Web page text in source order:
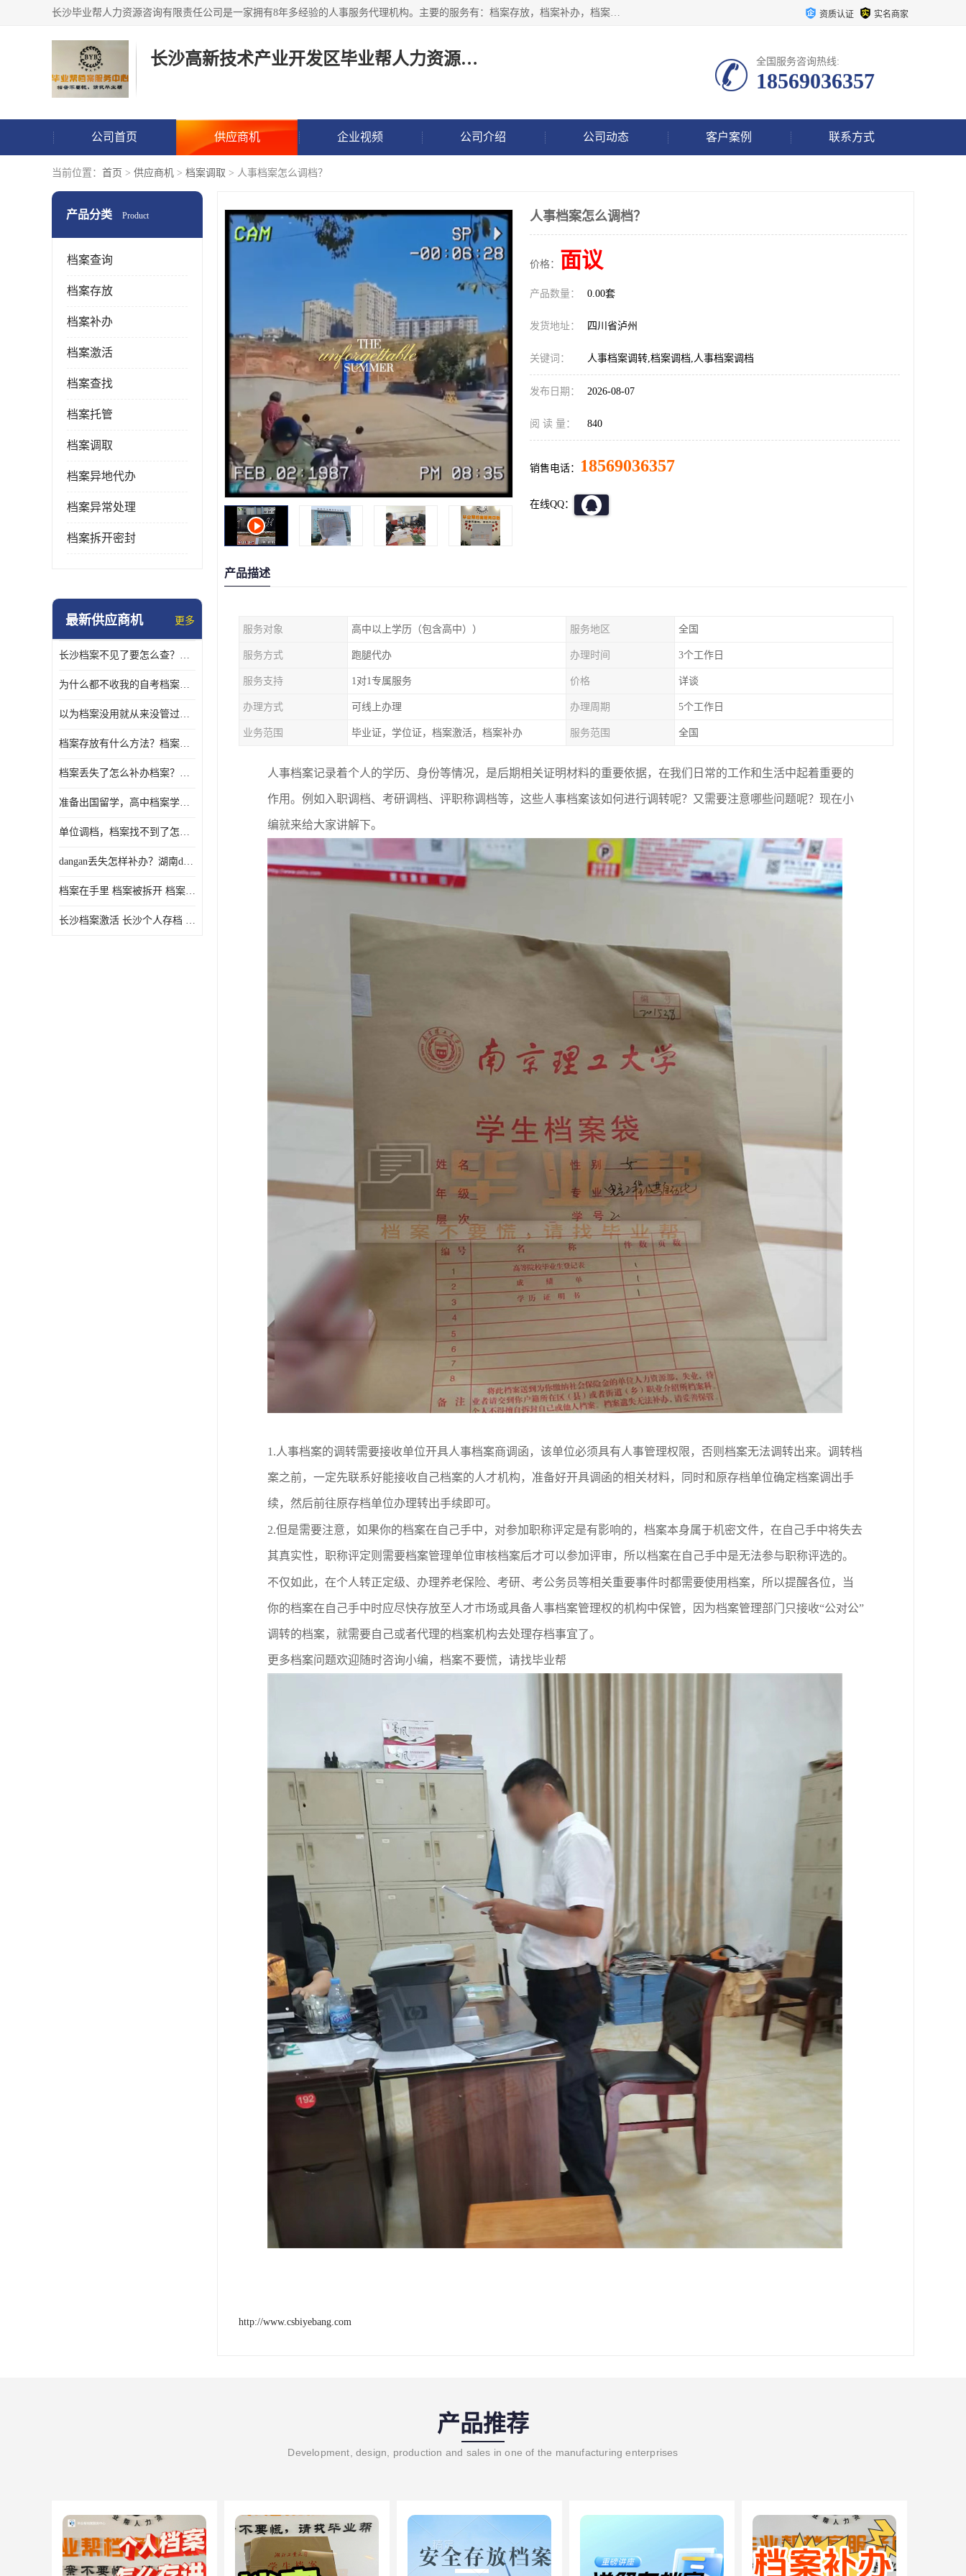
长沙毕业帮人力资源咨询有限责任公司是一家拥有8年多经验的人事服务代理机构。主要的服务有：档案存放，档案补办，档案激活，档案查询，档案查找，档案托管，档案调取，档案异地代办，档案异常处理 等；提供毕业档案处理、人事档案服务、商务代理代办、个人档案等服务，同时办事过程全程与客户沟通，确保真实、安全、可靠！ 资质认证 实名商家
长沙高新技术产业开发区毕业帮人力资源咨询有限责任公司 全国服务咨询热线:
18569036357
公司首页 供应商机 企业视频 公司介绍 公司动态 客户案例 联系方式
当前位置： 首页 > 供应商机 > 档案调取 > 人事档案怎么调档？
产品分类 Product
档案查询
档案存放
档案补办
档案激活
档案查找
档案托管
档案调取
档案异地代办
档案异常处理
档案拆开密封
最新供应商机 更多
长沙档案不见了要怎么查？档案查询 档案补办
为什么都不收我的自考档案？自考档案怎么存档？
以为档案没用就从来没管过，现在要用档案该怎么办？
档案存放有什么方法？档案在手里为什么不能用
档案丢失了怎么补办档案？湖南档案补办 档案补办方法
准备出国留学，高中档案学校发给我了怎么办？
单位调档，档案找不到了怎么办？
dangan丢失怎样补办？湖南dangan丢失补办流程介绍！
档案在手里 档案被拆开 档案补办 档案问题一站式服务
长沙档案激活 长沙个人存档 长沙档案存档
人事档案怎么调档？
价格： 面议
产品数量： 0.00套
发货地址： 四川省泸州
关键词： 人事档案调转,档案调档,人事档案调档
发布日期： 2026-08-07
阅 读 量： 840
销售电话： 18569036357
在线QQ：
产品描述
服务对象 高中以上学历（包含高中）） 服务地区 全国
服务方式 跑腿代办 办理时间 3个工作日
服务支持 1对1专属服务 价格 详谈
办理方式 可线上办理 办理周期 5个工作日
业务范围 毕业证，学位证，档案激活，档案补办 服务范围 全国
人事档案记录着个人的学历、身份等情况，是后期相关证明材料的重要依据，在我们日常的工作和生活中起着重要的
作用。例如入职调档、考研调档、评职称调档等，这些人事档案该如何进行调转呢？又需要注意哪些问题呢？ 现在小
编就来给大家讲解下。
1.人事档案的调转需要接收单位开具人事档案商调函，该单位必须具有人事管理权限，否则档案无法调转出来。调转档
案之前，一定先联系好能接收自己档案的人才机构，准备好开具调函的相关材料，同时和原存档单位确定档案调出手
续， 然后前往原存档单位办理转出手续即可。
2.但是需要注意，如果你的档案在自己手中，对参加职称评定是有影响的，档案本身属于机密文件，在自己手中将失去
其真实性，职称评定则需要档案管理单位审核档案后才可以参加评审，所以档案在自己手中是无法参与职称评选的。
不仅如此，在个人转正定级、办理养老保险、考研、考公务员等相关重要事件时都需要使用档案，所以提醒各位，当
你的档案在自己手中时应尽快存放至人才市场或具备人事档案管理权的机构中保管， 因为档案管理部门只接收“公对公”
调转的档案，就需要自己或者代理的档案机构去处理存档事宜了。
更多档案问题欢迎随时咨询小编，档案不要慌，请找毕业帮
http://www.csbiyebang.com
产品推荐
Development, design, production and sales in one of the manufacturing enterprises